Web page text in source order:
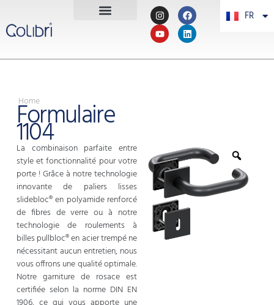
FR
PT
Home
Formulaire
1104
La combinaison parfaite entre
style et fonctionnalité pour votre
porte ! Grâce à notre technologie
innovante de paliers lisses
slidebloc® en polyamide renforcé
de fibres de verre ou à notre
technologie de roulements à
billes pullbloc® en acier trempé ne
nécessitant aucun entretien, nous
vous offrons une qualité optimale.
Notre garniture de rosace est
certifiée selon la norme DIN EN